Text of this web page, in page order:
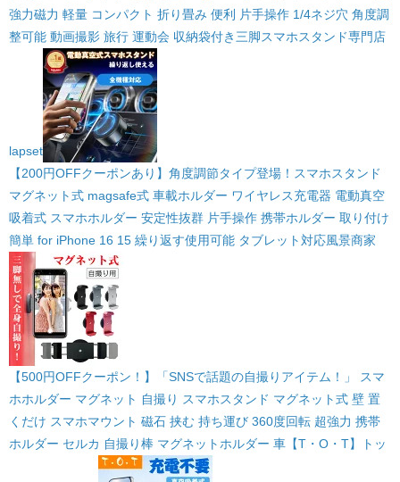
強力磁力 軽量 コンパクト 折り畳み 便利 片手操作 1/4ネジ穴 角度調
整可能 動画撮影 旅行 運動会 収納袋付き 三脚スマホスタンド専門店
lapset
【200円OFFクーポンあり】角度調節タイプ登場！スマホスタンド
マグネット式 magsafe式 車載ホルダー ワイヤレス充電器 電動真空
吸着式 スマホホルダー 安定性抜群 片手操作 携帯ホルダー 取り付け
簡単 for iPhone 16 15 繰り返す使用可能 タブレット対応風景商家
【500円OFFクーポン！】「SNSで話題の自撮りアイテム！」 スマ
ホホルダー マグネット 自撮り スマホスタンド マグネット式 壁 置
くだけ スマホマウント 磁石 挟む 持ち運び 360度回転 超強力 携帯
ホルダー セルカ 自撮り棒 マグネットホルダー 車【T・O・T】トッ